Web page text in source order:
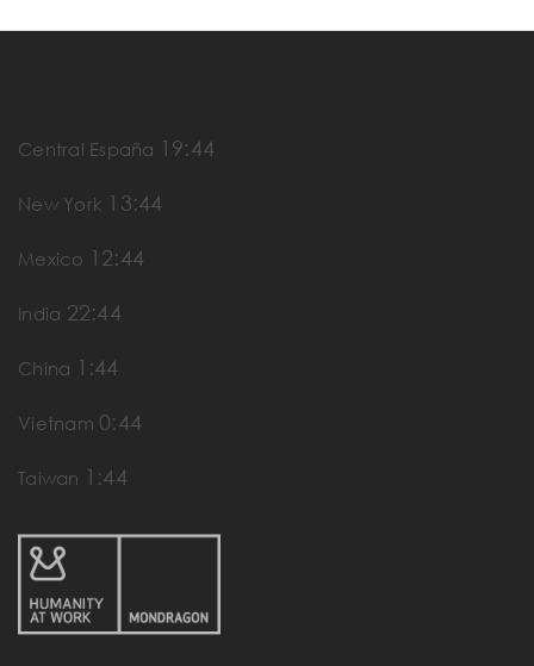
Central España 19:44
New York 13:44
Mexico 12:44
India 22:44
China 1:44
Vietnam 0:44
Taiwan 1:44